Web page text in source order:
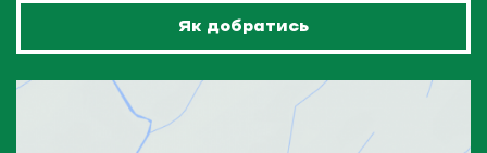
Як добратись